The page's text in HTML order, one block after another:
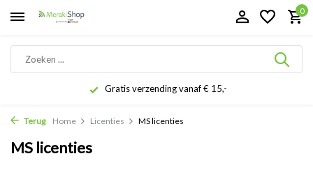
0
Gratis verzending vanaf € 15,-
Terug Home Licenties MS licenties
MS licenties